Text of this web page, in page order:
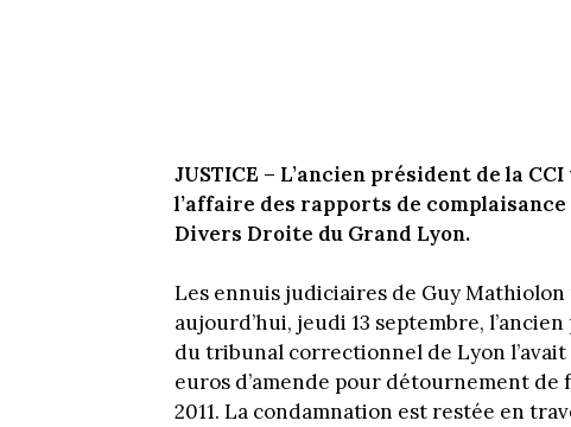
JUSTICE – L’ancien président de la
l’affaire des rapports de
Divers Droite du Grand Lyon.
Les ennuis judiciaires de Guy
aujourd’hui, jeudi 13 septembre,
du tribunal correctionnel de Lyon
euros d’amende pour détournement
2011. La condamnation est restée en